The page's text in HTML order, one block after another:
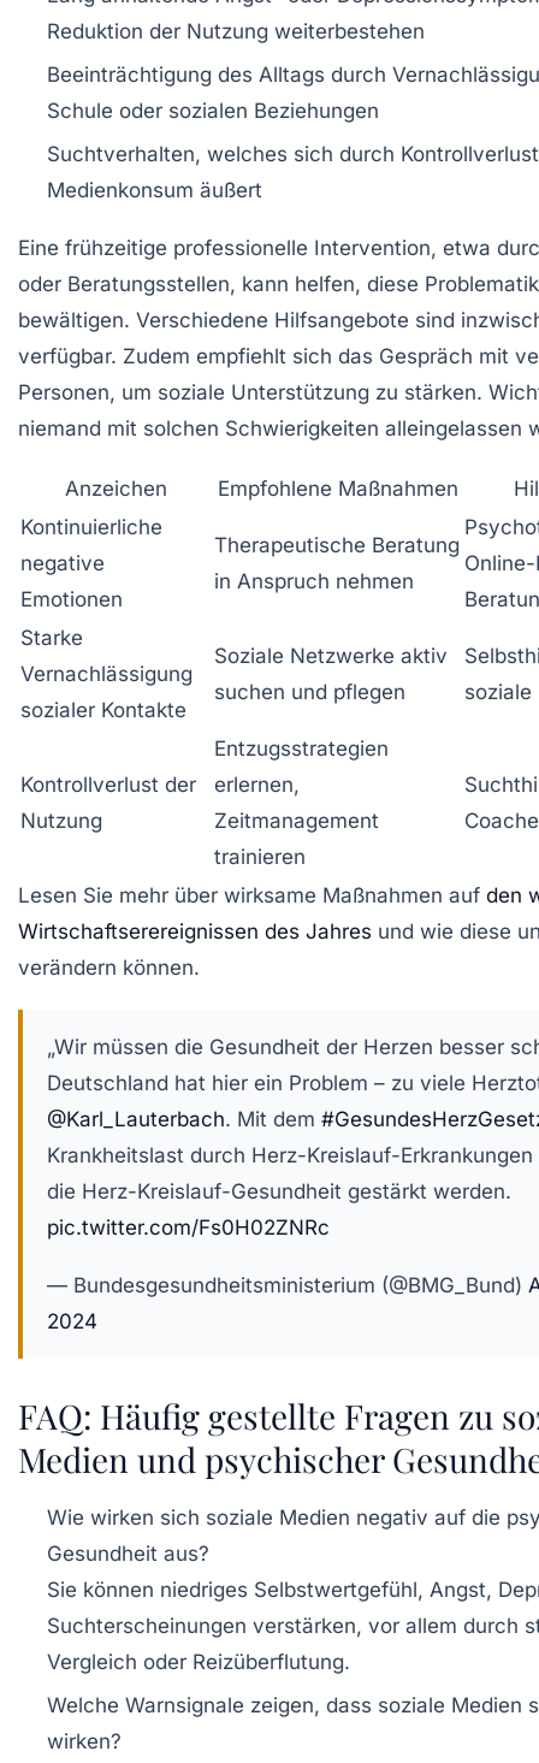
Reduktion der Nutzung weiterbestehen
Beeinträchtigung des Alltags durch
Schule oder sozialen Beziehungen
Suchtverhalten, welches sich durch
Medienkonsum äußert
Eine frühzeitige professionelle Intervention, etwa
oder Beratungsstellen, kann helfen, diese
bewältigen. Verschiedene Hilfsangebote sind
verfügbar. Zudem empfiehlt sich das Gespräch mit
Personen, um soziale Unterstützung zu stärken.
niemand mit solchen Schwierigkeiten alleingelassen
Anzeichen Empfohlene Maßnahmen
Kontinuierliche
negative
Emotionen
Therapeutische Beratung
in Anspruch nehmen
Starke
Vernachlässigung
sozialer Kontakte
Soziale Netzwerke aktiv
suchen und pflegen
soziale
Kontrollverlust der
Nutzung
Entzugsstrategien
erlernen,
Zeitmanagement
trainieren
Lesen Sie mehr über wirksame Maßnahmen auf den
Wirtschaftserereignissen des Jahres und wie diese
verändern können.
„Wir müssen die Gesundheit der Herzen besser
Deutschland hat hier ein Problem – zu viele
@Karl_Lauterbach. Mit dem
Krankheitslast durch Herz-Kreislauf-Erkrankungen
die Herz-Kreislauf-Gesundheit gestärkt werden.
pic.twitter.com/Fs0H02ZNRc
— Bundesgesundheitsministerium (@BMG_Bund)
2024
FAQ: Häufig gestellte Fragen zu
Medien und psychischer
Wie wirken sich soziale Medien negativ auf die
Gesundheit aus?
Sie können niedriges Selbstwertgefühl, Angst,
Suchterscheinungen verstärken, vor allem durch
Vergleich oder Reizüberflutung.
Welche Warnsignale zeigen, dass soziale Medien
wirken?